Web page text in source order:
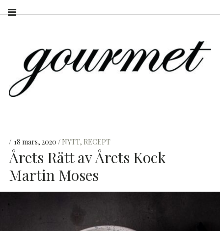
18 mars, 2020 NYTT, RECEPT
Årets Rätt av Årets Kock
Martin Moses